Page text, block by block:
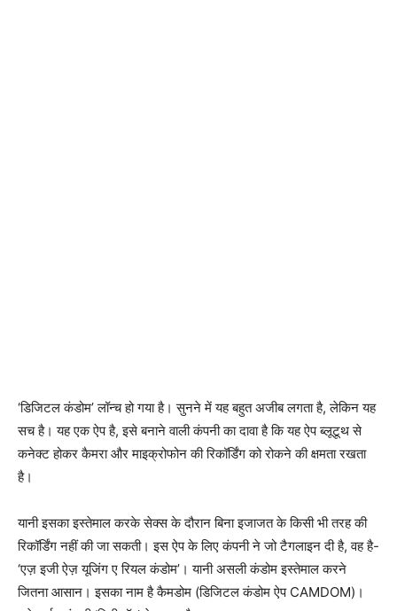
‘डिजिटल कंडोम’ लॉन्च हो गया है। सुनने में यह बहुत अजीब लगता है, लेकिन यह
सच है। यह एक ऐप है, इसे बनाने वाली कंपनी का दावा है कि यह ऐप ब्लूटूथ से
कनेक्ट होकर कैमरा और माइक्रोफोन की रिकॉर्डिंग को रोकने की क्षमता रखता
है।
यानी इसका इस्तेमाल करके सेक्स के दौरान बिना इजाजत के किसी भी तरह की
रिकॉर्डिंग नहीं की जा सकती। इस ऐप के लिए कंपनी ने जो टैगलाइन दी है, वह है-
‘एज़ इजी ऐज़ यूजिंग ए रियल कंडोम’। यानी असली कंडोम इस्तेमाल करने
जितना आसान। इसका नाम है कैमडोम (डिजिटल कंडोम ऐप CAMDOM)।